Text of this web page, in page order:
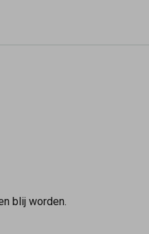
blij worden.